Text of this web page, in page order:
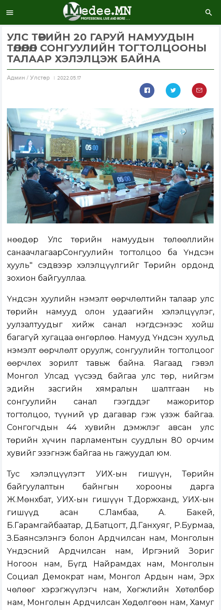
УЛС ТӨРИЙН 20 ГАРУЙ НАМУУДЫН
ТӨЛӨӨЛӨЛ СОНГУУЛИЙН ТОГТОЛЦООНЫ
ТАЛААР ХЭЛЭЛЦЭЖ БАЙНА
Aдмин / Улстөр 2022.05.17
Өнөөдөр Улс төрийн намуудын төлөөллийн
санаачлагаарСонгуулийн тогтолцоо ба Үндсэн
хууль" сэдвээр хэлэлцүүлгийг Төрийн ордонд
зохион байгууллаа.
Үндсэн хуулийн нэмэлт өөрчлөлтийн талаар улс
төрийн намууд олон удаагийн хэлэлцүүлэг,
уулзалтуудыг хийж санал нэгдсэнээс хойш
багагүй хугацаа өнгөрлөө. Намууд Үндсэн хуульд
нэмэлт өөрчлөлт оруулж, сонгуулийн тогтолцоог
өөрчлөх зорилт тавьж байна. Яагаад гэвэл
Монгол Улсад үүсээд байгаа улс төр, нийгэм
эдийн засгийн хямралын шалтгаан нь
сонгуулийн санал гээгддэг мажоритор
тогтолцоо, түүний үр дагавар гэж үзэж байгаа.
Сонгогчдын 44 хувийн дэмжлэг авсан улс
төрийн хүчин парламентын суудлын 80 орчим
хувийг эзэгнэж байгаа нь гажуудал юм.
Тус хэлэлцүүлэгт УИХ-ын гишүүн, Төрийн
байгуулалтын байнгын хорооны дарга
Ж.Мөнхбат, УИХ-ын гишүүн Т.Доржханд, УИХ-ын
гишүүд асан С.Ламбаа, А. Бакей,
Б.Гарамгайбаатар, Д.Батцогт, Д.Ганхуяг, Р.Бурмаа,
З.Баянсэлэнгэ болон Ардчилсан нам, Монголын
Үндэсний Ардчилсан нам, Иргэний Зориг
Ногоон нам, Бүгд Найрамдах нам, Монголын
Социал Демократ нам, Монгол Ардын нам, Эрх
чөлөөг хэрэгжүүлэгч нам, Хөгжлийн Хөтөлбөр
нам, Монголын Ардчилсан Хөдөлгөөн нам, Хамуг